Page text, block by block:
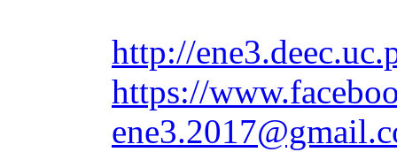
http://
https://